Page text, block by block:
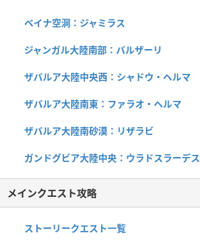
ベイナ空洞：ジャミラス
ジャンガル大陸南部：バルザーリ
ザバルア大陸中央西：シャドウ・ヘルマ
ザバルア大陸南東：ファラオ・ヘルマ
ザバルア大陸南砂漠：リザラビ
ガンドグビア大陸中央：ウラドスラーデス
メインクエスト攻略
ストーリークエスト一覧